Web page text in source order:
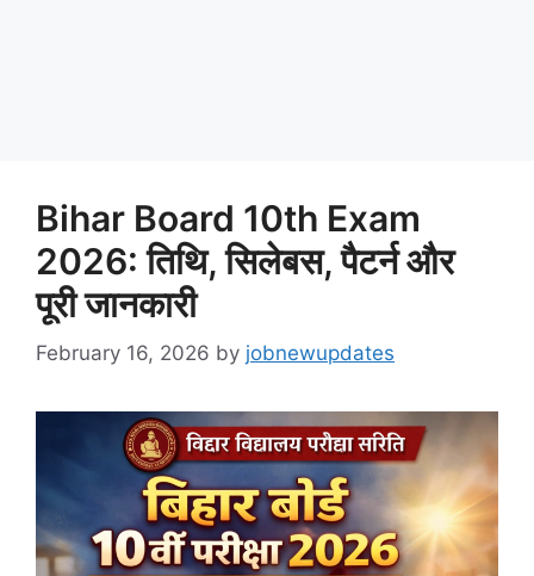
Bihar Board 10th Exam
2026: तिथि, सिलेबस, पैटर्न और
पूरी जानकारी
February 16, 2026 by jobnewupdates